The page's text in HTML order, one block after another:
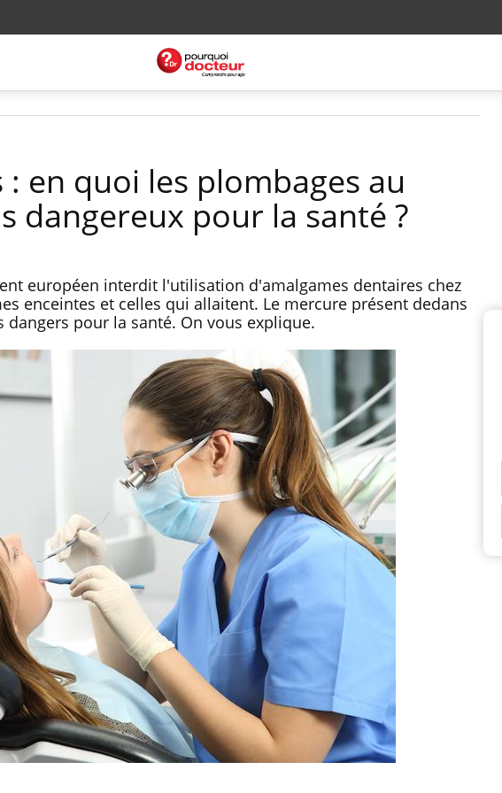
en quoi les plombages au
dangereux pour la santé ?
européen interdit l'utilisation d'amalgames dentaires chez
enceintes et celles qui allaitent. Le mercure présent dedans
pour la santé. On vous explique.
Grossesse à risque : ce jus
naturel attire l'attention
des chercheurs
Comment oublier les
écrans en vacances ?
Toujours connectés :
comment le travail
empiète de plus en plus
sur nos soirées
Cancer colorectal : une
stratégie simple aurait
changé la donne au Pays
basque
Chikungunya, dengue,
West Nile : que se passe-